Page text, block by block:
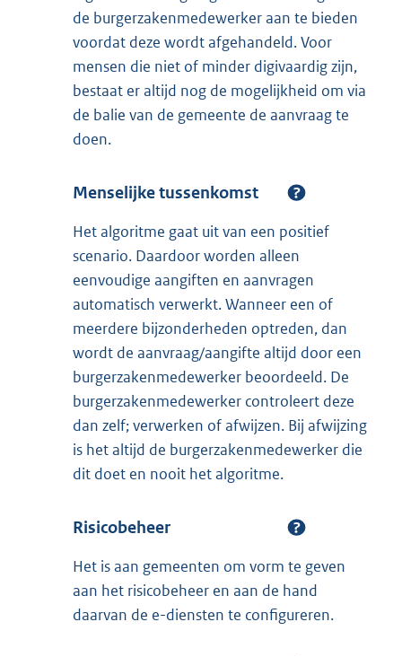
de burgerzakenmedewerker aan te bieden
voordat deze wordt afgehandeld. Voor
mensen die niet of minder digivaardig zijn,
bestaat er altijd nog de mogelijkheid om via
de balie van de gemeente de aanvraag te
doen.
Menselijke tussenkomst
Het algoritme gaat uit van een positief
scenario. Daardoor worden alleen
eenvoudige aangiften en aanvragen
automatisch verwerkt. Wanneer een of
meerdere bijzonderheden optreden, dan
wordt de aanvraag/aangifte altijd door een
burgerzakenmedewerker beoordeeld. De
burgerzakenmedewerker controleert deze
dan zelf; verwerken of afwijzen. Bij afwijzing
is het altijd de burgerzakenmedewerker die
dit doet en nooit het algoritme.
Risicobeheer
Het is aan gemeenten om vorm te geven
aan het risicobeheer en aan de hand
daarvan de e-diensten te configureren.